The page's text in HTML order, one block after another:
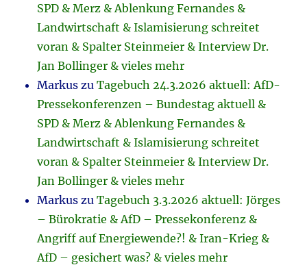
SPD & Merz & Ablenkung Fernandes &
Landwirtschaft & Islamisierung schreitet
voran & Spalter Steinmeier & Interview Dr.
Jan Bollinger & vieles mehr
Markus zuTagebuch 24.3.2026 aktuell: AfD-
Pressekonferenzen – Bundestag aktuell &
SPD & Merz & Ablenkung Fernandes &
Landwirtschaft & Islamisierung schreitet
voran & Spalter Steinmeier & Interview Dr.
Jan Bollinger & vieles mehr
Markus zuTagebuch 3.3.2026 aktuell: Jörges
– Bürokratie & AfD – Pressekonferenz &
Angriff auf Energiewende?! & Iran-Krieg &
AfD – gesichert was? & vieles mehr